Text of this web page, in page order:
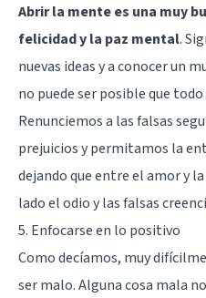
Abrir la mente es una muy
felicidad y la paz mental.
nuevas ideas y a conocer un
no puede ser posible que
Renunciemos a las falsas
prejuicios y permitamos la
dejando que entre el amor y
lado el odio y las falsas
5. Enfocarse en lo positivo
Como decíamos, muy
ser malo. Alguna cosa mala